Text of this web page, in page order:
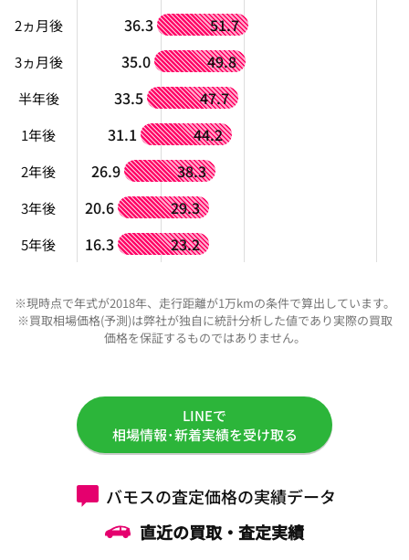
2ヵ月後 36.3 51.7
3ヵ月後 35.0 49.8
半年後 33.5 47.7
1年後 31.1 44.2
2年後 26.9 38.3
3年後 20.6 29.3
5年後 16.3 23.2
※現時点で年式が2018年、走行距離が1万kmの条件で算出しています。
※買取相場価格(予測)は弊社が独自に統計分析した値であり実際の買取
価格を保証するものではありません。
LINEで
相場情報･新着実績を受け取る
バモスの査定価格の実績データ
直近の買取・査定実績